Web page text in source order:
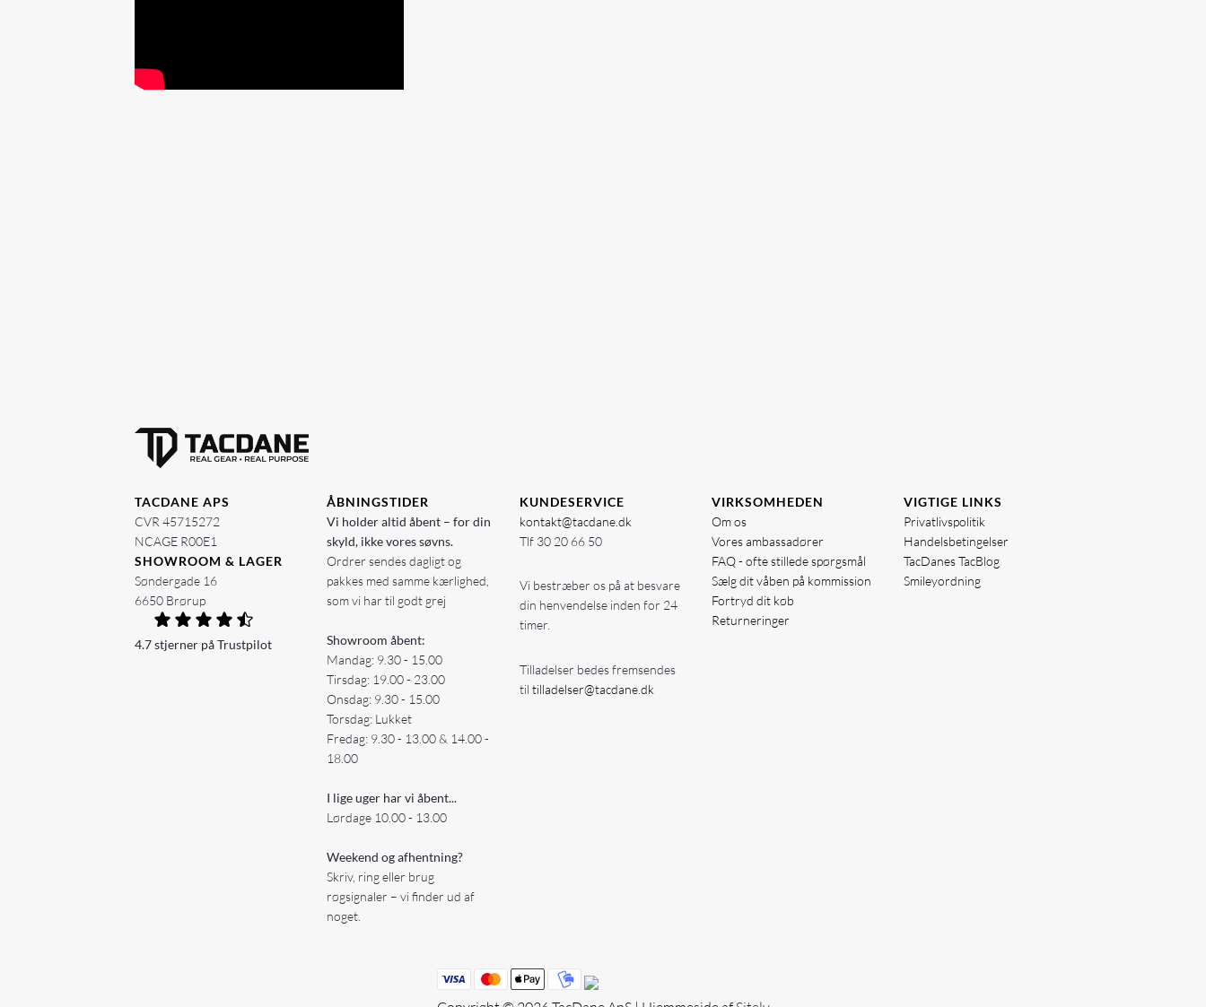
TACDANE APS
CVR 45715272
NCAGE R00E1
SHOWROOM & LAGER
Søndergade 16
6650 Brørup
4.7 stjerner på Trustpilot
ÅBNINGSTIDER
Vi holder altid åbent – for din
skyld, ikke vores søvns.
Ordrer sendes dagligt og
pakkes med samme kærlighed,
som vi har til godt grej
Showroom åbent:
Mandag: 9.30 - 15.00
Tirsdag: 19.00 - 23.00
Onsdag: 9.30 - 15.00
Torsdag: Lukket
Fredag: 9.30 - 13.00 & 14.00 -
18.00
I lige uger har vi åbent...
Lørdage 10.00 - 13.00
Weekend og afhentning?
Skriv, ring eller brug
røgsignaler – vi finder ud af
noget.
KUNDESERVICE
kontakt@tacdane.dk
Tlf 30 20 66 50
Vi bestræber os på at besvare
din henvendelse inden for 24
timer.
Tilladelser bedes fremsendes
til tilladelser@tacdane.dk
VIRKSOMHEDEN
Om os
Vores ambassadører
FAQ - ofte stillede spørgsmål
Sælg dit våben på kommission
Fortryd dit køb
Returneringer
VIGTIGE LINKS
Privatlivspolitik
Handelsbetingelser
TacDanes TacBlog
Smileyordning